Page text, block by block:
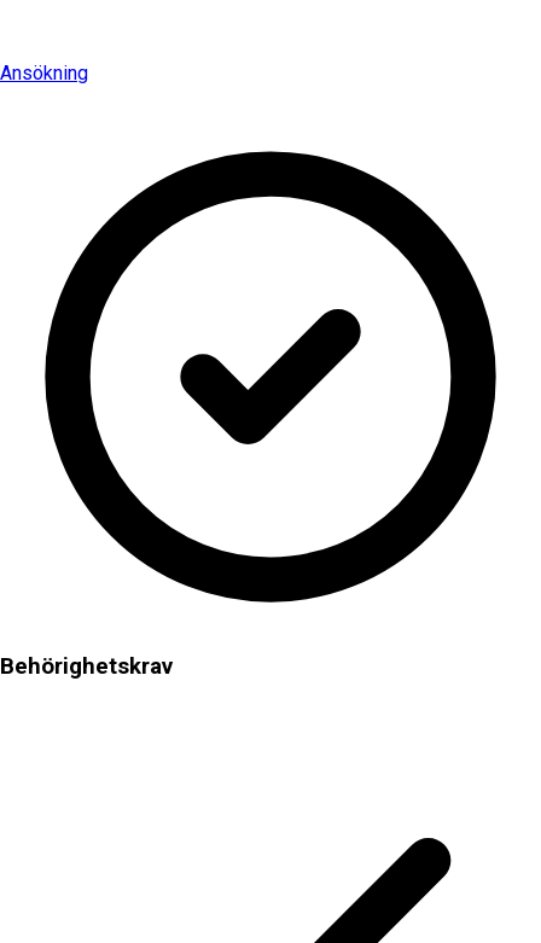
Ansökning
Behörighetskrav